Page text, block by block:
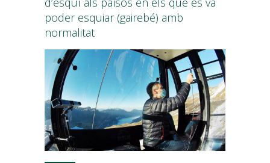
poder esquiar (gairebé) amb
normalitat